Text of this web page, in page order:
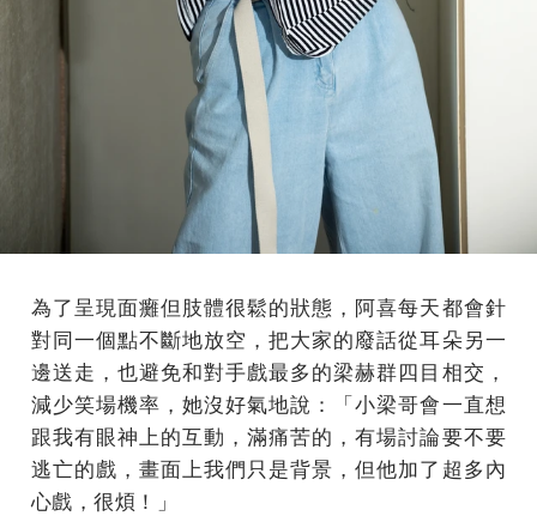
為了呈現面癱但肢體很鬆的狀態，阿喜每天都會針
對同一個點不斷地放空，把大家的廢話從耳朵另一
邊送走，也避免和對手戲最多的梁赫群四目相交，
減少笑場機率，她沒好氣地說：「小梁哥會一直想
跟我有眼神上的互動，滿痛苦的，有場討論要不要
逃亡的戲，畫面上我們只是背景，但他加了超多內
心戲，很煩！」